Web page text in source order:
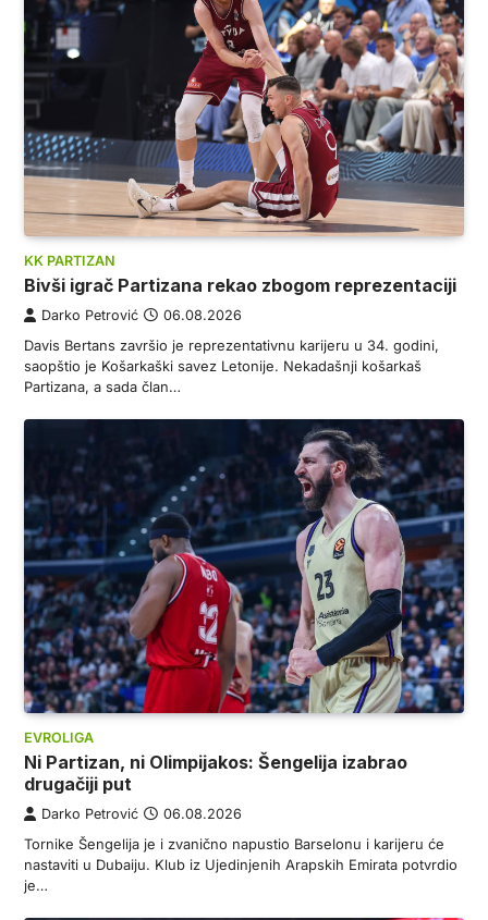
KK PARTIZAN
Bivši igrač Partizana rekao zbogom reprezentaciji
Darko Petrović 06.08.2026
Davis Bertans završio je reprezentativnu karijeru u 34. godini,
saopštio je Košarkaški savez Letonije. Nekadašnji košarkaš
Partizana, a sada član…
EVROLIGA
Ni Partizan, ni Olimpijakos: Šengelija izabrao
drugačiji put
Darko Petrović 06.08.2026
Tornike Šengelija je i zvanično napustio Barselonu i karijeru će
nastaviti u Dubaiju. Klub iz Ujedinjenih Arapskih Emirata potvrdio
je…